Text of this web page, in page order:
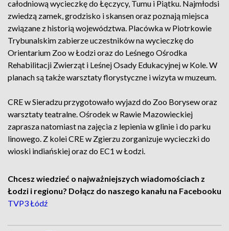
całodniową wycieczkę do Łęczycy, Tumu i Piątku. Najmłodsi
zwiedzą zamek, grodzisko i skansen oraz poznają miejsca
związane z historią województwa. Placówka w Piotrkowie
Trybunalskim zabierze uczestników na wycieczkę do
Orientarium Zoo w Łodzi oraz do Leśnego Ośrodka
Rehabilitacji Zwierząt i Leśnej Osady Edukacyjnej w Kole. W
planach są także warsztaty florystyczne i wizyta w muzeum.
CRE w Sieradzu przygotowało wyjazd do Zoo Borysew oraz
warsztaty teatralne. Ośrodek w Rawie Mazowieckiej
zaprasza natomiast na zajęcia z lepienia w glinie i do parku
linowego. Z kolei CRE w Zgierzu zorganizuje wycieczki do
wioski indiańskiej oraz do EC1 w Łodzi.
Chcesz wiedzieć o najważniejszych wiadomościach z
Łodzi i regionu? Dołącz do naszego kanału na Facebooku
TVP3 Łódź